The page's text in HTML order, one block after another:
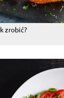
zrobić?